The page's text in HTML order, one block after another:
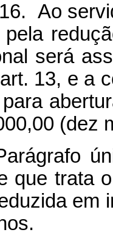
será
13, e a
(dez
que trata o
em